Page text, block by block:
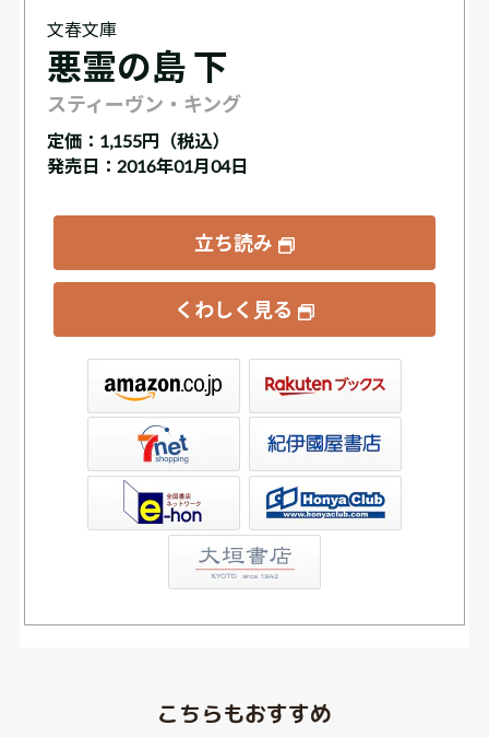
文春文庫
悪霊の島 下
スティーヴン・キング
定価： 1,155円（税込）
発売日：2016年01月04日
立ち読み
くわしく見る
書店ウェブストア
こちらもおすすめ